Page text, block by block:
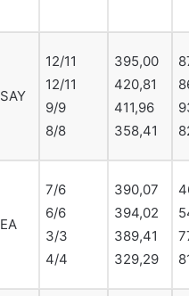
SAY
12/11
12/11
9/9
8/8
395,00
420,81
411,96
358,41
EA
7/6
6/6
3/3
4/4
390,07
394,02
389,41
329,29